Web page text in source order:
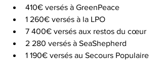
410€ versés à GreenPeace
1 260€ versés à la LPO
7 400€ versés aux restos du cœur
2 280 versés à SeaShepherd
1 190€ versés au Secours Populaire